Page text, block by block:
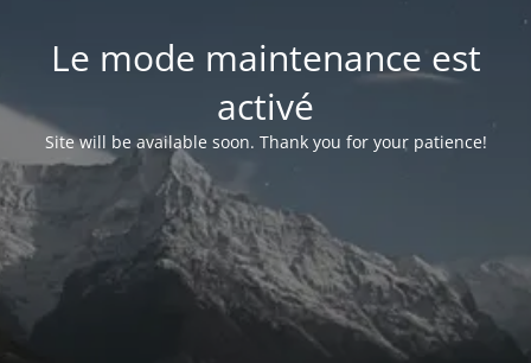
Le mode maintenance est
activé
Site will be available soon. Thank you for your patience!